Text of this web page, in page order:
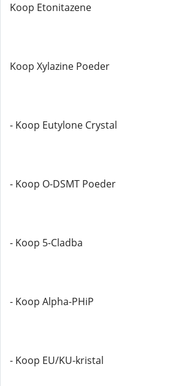
Koop Etonitazene
Koop Xylazine Poeder
- Koop Eutylone Crystal
- Koop O-DSMT Poeder
- Koop 5-Cladba
- Koop Alpha-PHiP
- Koop EU/KU-kristal